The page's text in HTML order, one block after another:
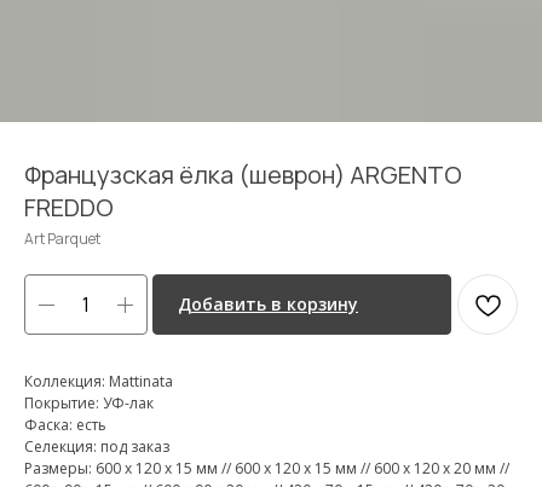
Французская ёлка (шеврон) ARGENTO
FREDDO
Art Parquet
Добавить в корзину
Коллекция: Mattinata
Покрытие: УФ-лак
Фаска: есть
Селекция: под заказ
Размеры: 600 х 120 х 15 мм // 600 х 120 х 15 мм // 600 х 120 х 20 мм //